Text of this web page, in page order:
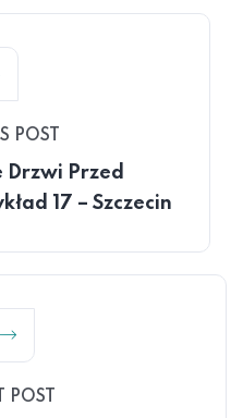
POST
Drzwi Przed
17 – Szczecin
POST